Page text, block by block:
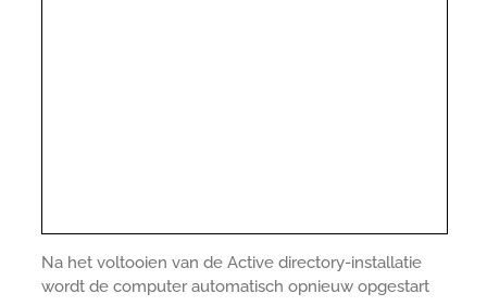
Na het voltooien van de Active directory-installatie
wordt de computer automatisch opnieuw opgestart